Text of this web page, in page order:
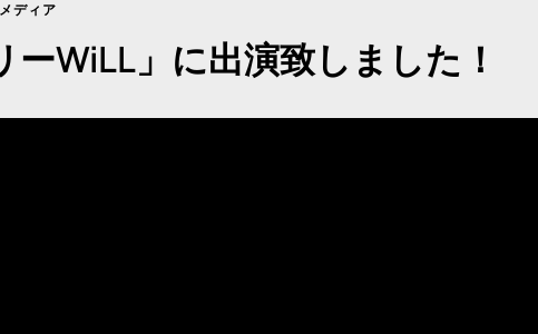
メディア
ーWiLL」に出演致しました！